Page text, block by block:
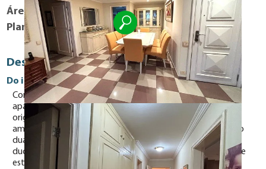
Área Total 165 m²
Planta Baixa
Descrição
Do imóvel
Construção da década de 70, estilo neoclássico, 50 anos,
apartamento possui 130m2 de área útil, 02 dormitórios (
originalmente 03 dormitórios ), um dos quais tipo suíte,
ambos com armário embutido e piso cerâmico combinando
duas cores. 02 banheiros com box em vidro temperado e
duchas com aquecedor à gás. Sala com 2 ambientes ( sala de
estar e sala de jantar ), cozinha ampla com armários